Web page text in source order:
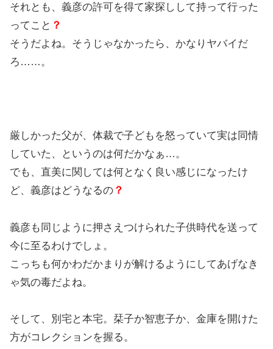
それとも、義彦の許可を得て家探しして持って行った
ってこと ？
そうだよね。そうじゃなかったら、かなりヤバイだ
ろ……。
厳しかった父が、体裁で子どもを怒っていて実は同情
していた、というのは何だかなぁ…。
でも、直美に関しては何となく良い感じになったけ
ど、義彦はどうなるの ？
義彦も同じように押さえつけられた子供時代を送って
今に至るわけでしょ。
こっちも何かわだかまりが解けるようにしてあげなき
ゃ気の毒だよね。
そして、別宅と本宅。栞子か智恵子か、金庫を開けた
方がコレクションを握る。